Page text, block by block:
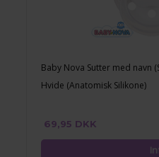
Baby Nova Sutter med navn
Hvide (Anatomisk Silikone)
69,95 DKK